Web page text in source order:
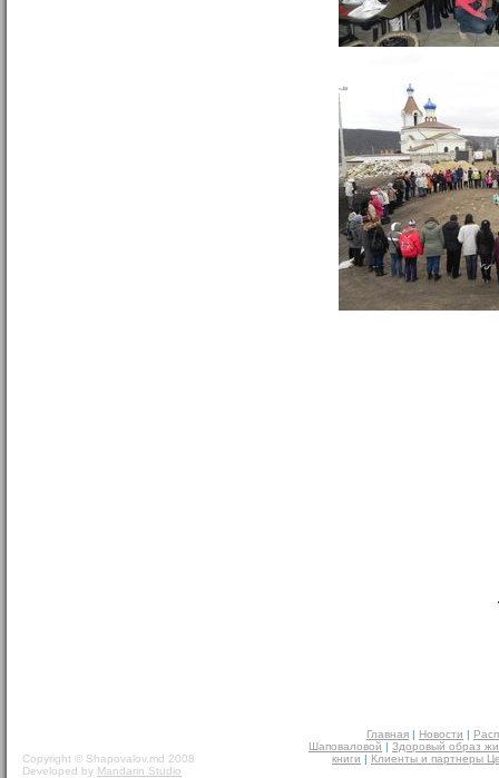
Copyright © Shapovalov.md 2008
Developed by Mandarin Studio
Главная Новости
Шаповаловой
Здоровый образ
книги
Клиенты и партнеры